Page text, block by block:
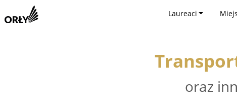
Laureaci
oraz